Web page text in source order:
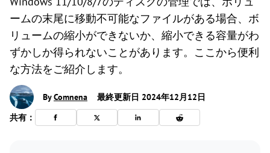
ームの末尾に移動不可能なファイルがある場合、ボ
リュームの縮小ができないか、縮小できる容量がわ
ずかしか得られないことがあります。ここから便利
な方法をご紹介します。
ByComnena
最終更新日 2024年12月12日
共有：